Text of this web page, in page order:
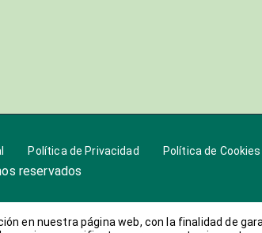
Política de Privacidad Política de Cookies
reservados
en nuestra página web, con la finalidad de